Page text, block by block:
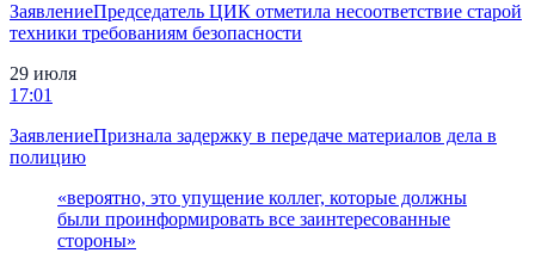
ЗаявлениеПредседатель ЦИК отметила несоответствие старой
техники требованиям безопасности
29 июля
17:01
ЗаявлениеПризнала задержку в передаче материалов дела в
полицию
«вероятно, это упущение коллег, которые должны
были проинформировать все заинтересованные
стороны»